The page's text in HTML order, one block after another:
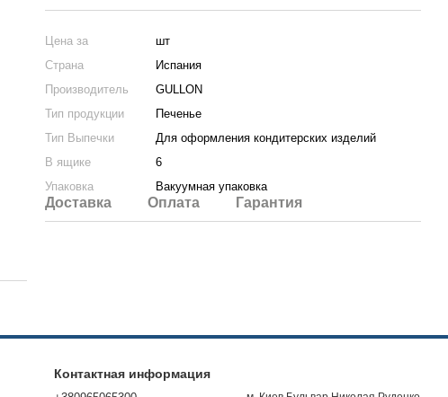
Цена за
шт
Страна
Испания
Производитель
GULLON
Тип продукции
Печенье
Тип Выпечки
Для оформления кондитерских изделий
В ящике
6
Упаковка
Вакуумная упаковка
Доставка Оплата Гарантия
Контактная информация